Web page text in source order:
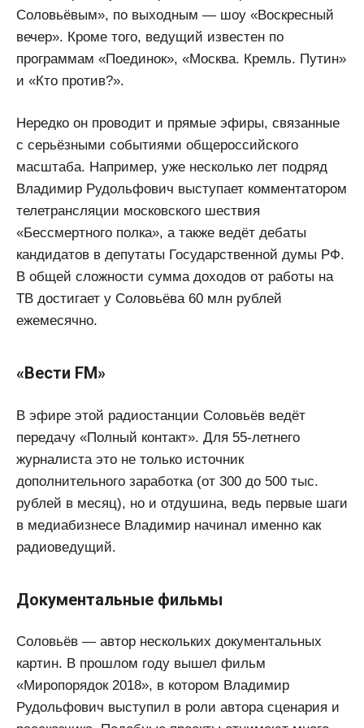
Соловьёвым», по выходным — шоу «Воскресный
вечер». Кроме того, ведущий известен по
программам «Поединок», «Москва. Кремль. Путин»
и «Кто против?».
Нередко он проводит и прямые эфиры, связанные
с серьёзными событиями общероссийского
масштаба. Например, уже несколько лет подряд
Владимир Рудольфович выступает комментатором
телетрансляции московского шествия
«Бессмертного полка», а также ведёт дебаты
кандидатов в депутаты Государственной думы РФ.
В общей сложности сумма доходов от работы на
ТВ достигает у Соловьёва 60 млн рублей
ежемесячно.
«Вести FM»
В эфире этой радиостанции Соловьёв ведёт
передачу «Полный контакт». Для 55-летнего
журналиста это не только источник
дополнительного заработка (от 300 до 500 тыс.
рублей в месяц), но и отдушина, ведь первые шаги
в медиабизнесе Владимир начинал именно как
радиоведущий.
Документальные фильмы
Соловьёв — автор нескольких документальных
картин. В прошлом году вышел фильм
«Миропорядок 2018», в котором Владимир
Рудольфович выступил в роли автора сценария и